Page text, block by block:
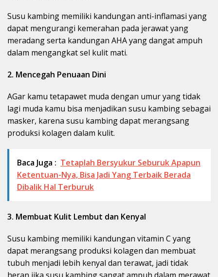
Susu kambing memiliki kandungan anti-inflamasi yang
dapat mengurangi kemerahan pada jerawat yang
meradang serta kandungan AHA yang dangat ampuh
dalam mengangkat sel kulit mati.
2. Mencegah Penuaan Dini
AGar kamu tetapawet muda dengan umur yang tidak
lagi muda kamu bisa menjadikan susu kambing sebagai
masker, karena susu kambing dapat merangsang
produksi kolagen dalam kulit.
Baca Juga : Tetaplah Bersyukur Seburuk Apapun
Ketentuan-Nya, Bisa Jadi Yang Terbaik Berada
Dibalik Hal Terburuk
3. Membuat Kulit Lembut dan Kenyal
Susu kambing memiliki kandungan vitamin C yang
dapat merangsang produksi kolagen dan membuat
tubuh menjadi lebih kenyal dan terawat, jadi tidak